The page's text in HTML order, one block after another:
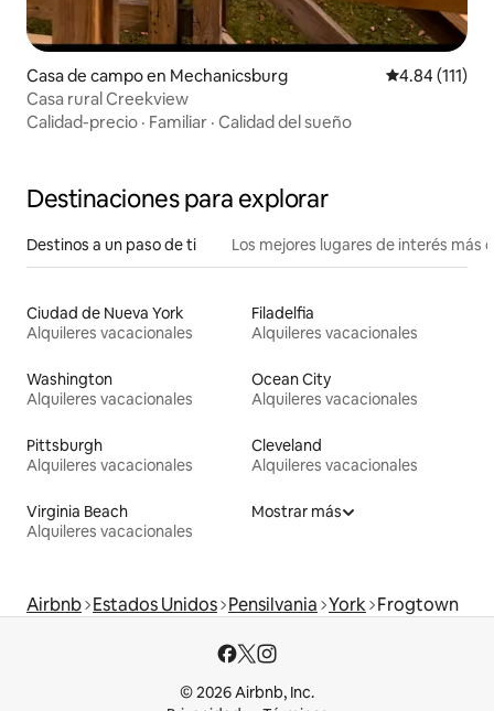
Casa de campo en Mechanicsburg Calificación
4.84 (111)
Casa rural Creekview
Calidad-precio · Familiar · Calidad del sueño
Destinaciones para explorar
Destinos a un paso de ti Los mejores lugares de interés más
Ciudad de Nueva York
Alquileres vacacionales
Filadelfia
Alquileres vacacionales
Washington
Alquileres vacacionales
Ocean City
Alquileres vacacionales
Pittsburgh
Alquileres vacacionales
Cleveland
Alquileres vacacionales
Virginia Beach
Alquileres vacacionales
Mostrar más
Airbnb Estados Unidos Pensilvania York Frogtown
© 2026 Airbnb, Inc.